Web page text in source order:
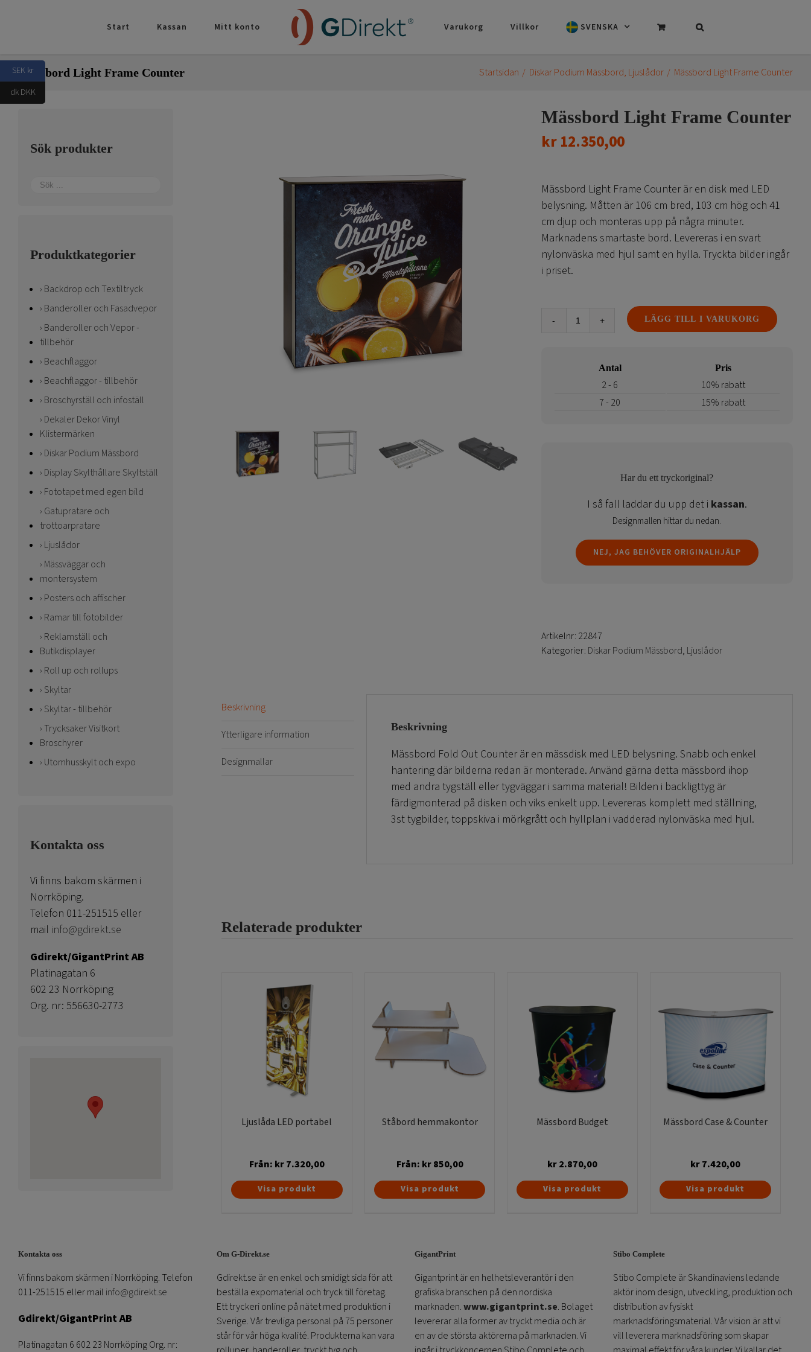
Start Kassan Mitt konto Varukorg Villkor SVENSKA
Mässbord Light Frame Counter Startsidan Diskar Podium Mässbord Ljuslådor Mässbord Light Frame Counter
Mässbord Light Frame Counter
kr12.350,00
Mässbord Light Frame Counter är en disk med LED
belysning. Måtten är 106 cm bred, 103 cm hög och 41
cm djup och monteras upp på några minuter.
Marknadens smartaste bord. Levereras i en svart
nylonväska med hjul samt en hylla. Tryckta bilder ingår
i priset.
Mässbord
Counter
mängd
LÄGG TILL I VARUKORG
Antal Pris
2 - 6
10% rabatt
7 - 20
15% rabatt
Har du ett tryckoriginal?
I så fall laddar du upp det i kassan.
Designmallen hittar du nedan.
NEJ, JAG BEHÖVER ORIGINALHJÄLP
Artikelnr: 22847
Kategorier: Diskar Podium Mässbord, Ljuslådor
Beskrivning
Ytterligare information
Designmallar
Beskrivning
Mässbord Fold Out Counter är en mässdisk med LED belysning. Snabb och enkel
hantering där bilderna redan är monterade. Använd gärna detta mässbord ihop
med andra tygställ eller tygväggar i samma material! Bilden i backligttyg är
färdigmonterad på disken och viks enkelt upp. Levereras komplett med ställning,
3st tygbilder, toppskiva i mörkgrått och hyllplan i vadderad nylonväska med hjul.
Total bredd (cm)
Total höjd (cm)
Totalt djup (cm)
Vikt (kg)
Light Frame Counter bilderna skall ha följande mått:
1 st Framsida 100×101.4 cm
1 st Baksida 100×101.4 cm – i blockout tyg
2 st sidor 28.5×101.4 cm
Mässbord Mässbord Fold Out Counter är baserad på samma konstruktion som
robusta konstruktionen spänner textilen till en perfekt, skrynkelfri presentation av
ditt budskap. Det är en stabil produkt med invändig hylla för förvaring av
marknadsmaterial. Disken i tyg fäller man upp och packa ner enkelt och passar
speciellt till andra tygställ. Se alla våra andra modeller och storlekar påmässbord
och diskar.
Relaterade produkter
Ljuslåda LED portabel
Från: kr7.320,00
Den
här
De
olika
alternativen
kan
väljas
på
Visa produkt
Ståbord hemmakontor
Från: kr850,00
Den
här
varianter.
De
olika
alternativen
kan
väljas
på
Visa produkt
Mässbord Budget
kr2.870,00
Visa produkt
Mässbord Case & Counter
kr7.420,00
Den
här
De
olika
kan
väljas
på
Visa produkt
Sök produkter
Produktkategorier
Backdrop och Textiltryck
Banderoller och Fasadvepor
Banderoller och Vepor -
tillbehör
Beachflaggor
Beachflaggor - tillbehör
Broschyrställ och infoställ
Dekaler Dekor Vinyl
Klistermärken
Diskar Podium Mässbord
Display Skylthållare Skyltställ
Fototapet med egen bild
Gatupratare och
trottoarpratare
Ljuslådor
Mässväggar och
montersystem
Posters och affischer
Ramar till fotobilder
Reklamställ och
Butikdisplayer
Roll up och rollups
Skyltar
Skyltar - tillbehör
Trycksaker Visitkort
Broschyrer
Utomhusskylt och expo
Kontakta oss
Vi finns bakom skärmen i
Norrköping.
Telefon 011-251515 eller
mail info@gdirekt.se
Gdirekt/GigantPrint AB
Platinagatan 6
602 23 Norrköping
Org. nr: 556630-2773
Kontakta oss
Vi finns bakom skärmen i Norrköping. Telefon
011-251515 eller mail info@gdirekt.se
Gdirekt/GigantPrint AB
Platinagatan 6 602 23 Norrköping Org. nr:
Om G-Direkt.se
Gdirekt.se är en enkel och smidigt sida för att
beställa expomaterial och tryck till företag.
Ett tryckeri online på nätet med produktion i
Sverige. Vår trevliga personal på 75 personer
står för vår höga kvalité. Produkterna kan vara
GigantPrint
Gigantprint är en helhetsleverantör i den
grafiska branschen på den nordiska
marknaden.www.gigantprint.se. Bolaget
levererar alla former av tryckt media och är
en av de största aktörerna på marknaden. Vi
Stibo Complete
Stibo Complete är Skandinaviens ledande
aktör inom design, utveckling, produktion och
distribution av fysiskt
marknadsföringsmaterial. Vår vision är att vi
vill leverera marknadsföring som skapar
SEK kr
dk DKK